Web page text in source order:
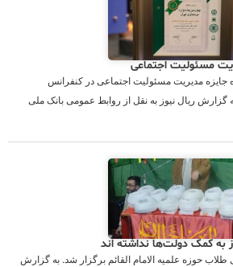
مسئولیت اجتماعی
جایزه مدیریت مسئولیت اجتماعی در کنفرانس
گزارش ریال نیوز به نقل از روابط عمومی بانک ملی
به کمک دولت‌ها نداشته اند
حوزه علمیه الامام القائم برگزار شد. به گزارش